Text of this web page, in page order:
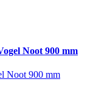
Noot 900 mm
Noot 900 mm